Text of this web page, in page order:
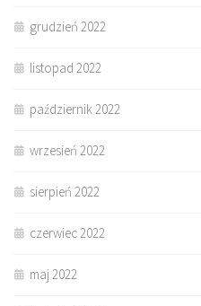
grudzień 2022
listopad 2022
październik 2022
wrzesień 2022
sierpień 2022
czerwiec 2022
maj 2022